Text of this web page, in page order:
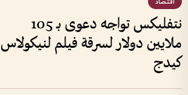
نتفليكس تواجه دعوى بـ 105
ملايين دولار لسرقة فيلم لنيكولاس
كيدج